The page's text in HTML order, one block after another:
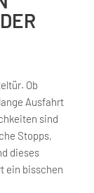
Ob
Ausfahrt
sind
Stopps,
dieses
ein bisschen